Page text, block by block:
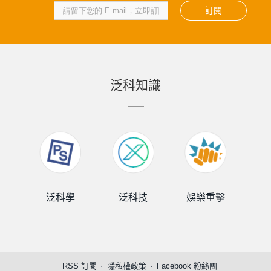
訂閱
泛科知識
泛科學 泛科技 娛樂重擊
RSS 訂閱 隱私權政策 Facebook 粉絲團